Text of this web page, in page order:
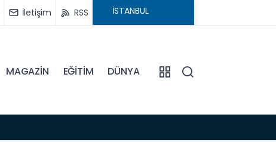
İletişim RSS
MAGAZİN EĞİTİM DÜNYA